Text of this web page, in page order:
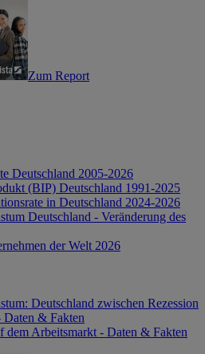
Zum Report
Deutschland 2005-2026
(BIP) Deutschland 1991-2025
in Deutschland 2024-2026
Deutschland - Veränderung des
der Welt 2026
Deutschland zwischen Rezession
Daten & Fakten
dem Arbeitsmarkt - Daten & Fakten